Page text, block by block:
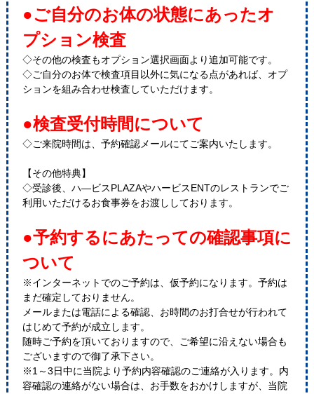
●ご自分のお体の状態にあったオ
プション検査
◇その他の検査もオプション選択画面より追加可能です。
◇ご自分のお体で検査項目以外に気になる点があれば、オプ
ションを組み合わせ検査していただけます。
●検査受付時間について
◇ご来院時間は、予約確認メールにてご案内いたします。
【その他特典】
◇受診後、ハ―ビスPLAZAやハービスENTのレストランでご
利用いただけるお食事券をお渡ししております。
●予約するにあたっての確認事項に
ついて
※インターネットでのご予約は、仮予約になります。予約は
まだ確定しておりません。
メールまたは電話による確認、お時間のお打合せが行われて
はじめて予約が成立します。
随時ご予約を頂いておりますので、ご希望に沿えない場合も
ございますので御了承下さい。
※1～3日中に当院より予約内容確認のご連絡が入ります。内
容確認の連絡がない場合は、お手数をおかけしますが、当院